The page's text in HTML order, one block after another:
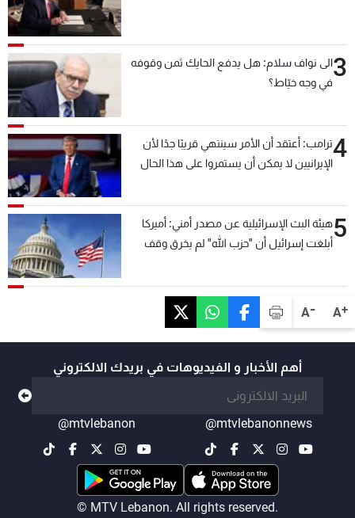
A+
A-
3الى نواف سلام: هل يدفع الحايك ثمن وقوفه
في وجه خيّاط؟
4ترامب: أعتقد أن الأمر سينتهي قريبًا جدًا لأن
الإيرانيين لا يمكن أن يستمروا على هذا الحال
5هيئة البث الإسرائيلية عن مصدر أمني: أميركا
أبلغت إسرائيل أن "حزب الله" لم يخرق وقف
عدم التصعيد خشية أن يؤثر ذلك على مفاوضات
أهم الأخبار و الفيديوهات في بريدك الالكتروني
@mtvlebanonnews
@mtvlebanon
© MTV Lebanon. All rights reserved.